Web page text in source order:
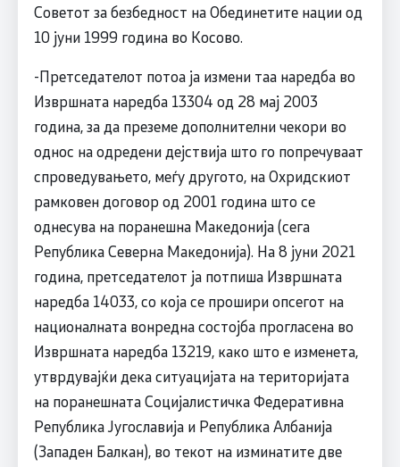
Советот за безбедност на Обединетите нации од
10 јуни 1999 година во Косово.
-Претседателот потоа ја измени таа наредба во
Извршната наредба 13304 од 28 мај 2003
година, за да преземе дополнителни чекори во
однос на одредени дејствија што го попречуваат
спроведувањето, меѓу другото, на Охридскиот
рамковен договор од 2001 година што се
однесува на поранешна Македонија (сега
Република Северна Македонија). На 8 јуни 2021
година, претседателот ја потпиша Извршната
наредба 14033, со која се прошири опсегот на
националната вонредна состојба прогласена во
Извршната наредба 13219, како што е изменета,
утврдувајќи дека ситуацијата на територијата
на поранешната Социјалистичка Федеративна
Република Југославија и Република Албанија
(Западен Балкан), во текот на изминатите две